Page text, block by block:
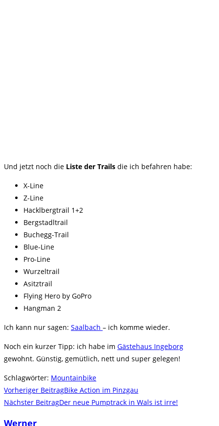
Und jetzt noch die Liste der Trails die ich befahren habe:
X-Line
Z-Line
Hacklbergtrail 1+2
Bergstadltrail
Buchegg-Trail
Blue-Line
Pro-Line
Wurzeltrail
Asitztrail
Flying Hero by GoPro
Hangman 2
Ich kann nur sagen: Saalbach – ich komme wieder.
Noch ein kurzer Tipp: ich habe im Gästehaus Ingeborg
gewohnt. Günstig, gemütlich, nett und super gelegen!
Schlagwörter: Mountainbike
Weitere
Artikel
ansehen
Vorheriger BeitragBike Action im Pinzgau
Nächster BeitragDer neue Pumptrack in Wals ist irre!
Werner